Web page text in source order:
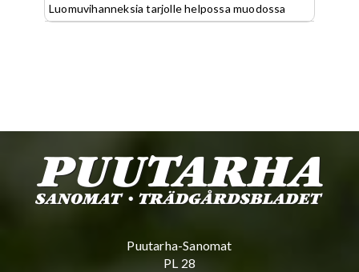
Luomuvihanneksia tarjolle helpossa muodossa
Puutarha-Sanomat
PL 28